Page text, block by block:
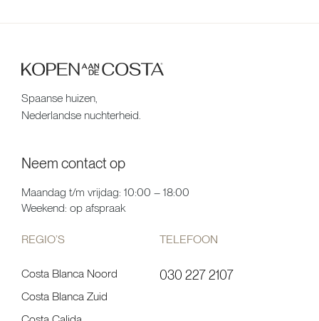
Spaanse huizen,
Nederlandse nuchterheid.
Neem contact op
Maandag t/m vrijdag: 10:00 – 18:00
Weekend: op afspraak
REGIO’S
Costa Blanca Noord
Costa Blanca Zuid
TELEFOON
030 227 2107